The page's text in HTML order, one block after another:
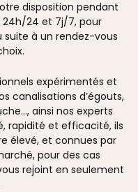
disposition pendant
24h/24 et 7j/7, pour
suite à un rendez-vous
expérimentés et
canalisations d’égouts,
ainsi nos experts
rapidité et efficacité, ils
élevé, et connues par
pour des cas
rejoint en seulement